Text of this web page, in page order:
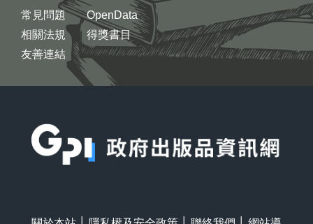
常見問題
相關法規
友善連結
OpenData
得獎書目